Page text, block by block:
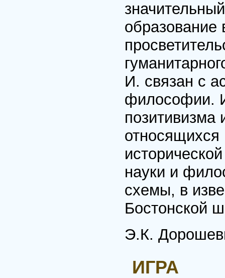
образование
И. связан с
философии.
позитивизма
относящихся
науки и
схемы, в
Бостонской
Э.К.
ИГРА